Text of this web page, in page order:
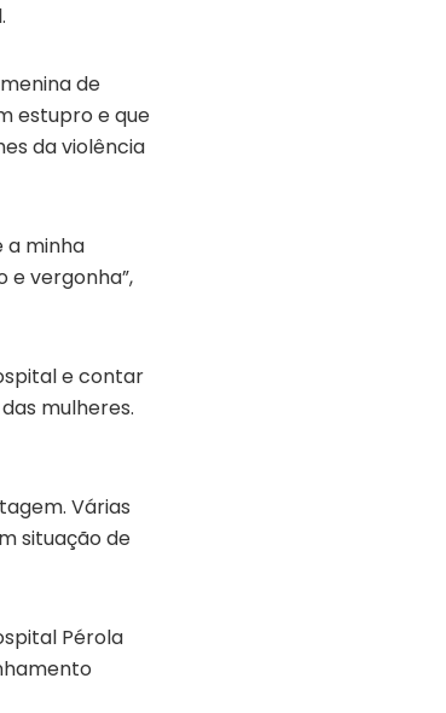
de
estupro e que
da violência
a minha
e vergonha”,
e contar
mulheres.
Várias
situação de
Pérola